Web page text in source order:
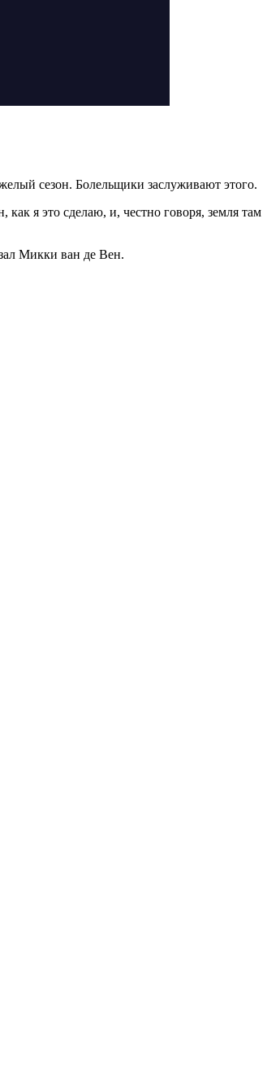
сезон. Болельщики заслуживают этого.
я это сделаю, и, честно говоря, земля там
Микки ван де Вен.